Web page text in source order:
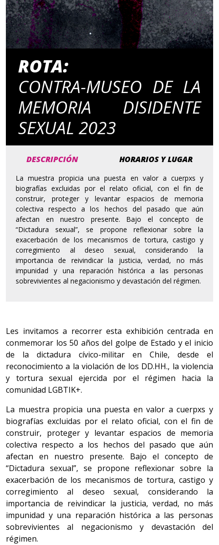
ROTA:
CONTRA-MUSEO DE LA
MEMORIA DISIDENTE
SEXUAL 2023
DESCRIPCIÓN HORARIOS Y LUGAR
La muestra propicia una puesta en valor a cuerpxs y
biografías excluidas por el relato oficial, con el fin de
construir, proteger y levantar espacios de memoria
colectiva respecto a los hechos del pasado que aún
afectan en nuestro presente. Bajo el concepto de
“Dictadura sexual”, se propone reflexionar sobre la
exacerbación de los mecanismos de tortura, castigo y
corregimiento al deseo sexual, considerando la
importancia de reivindicar la justicia, verdad, no más
impunidad y una reparación histórica a las personas
sobrevivientes al negacionismo y devastación del régimen.
Les invitamos a recorrer esta exhibición centrada en
conmemorar los 50 años del golpe de Estado y el inicio
de la dictadura cívico-militar en Chile, desde el
reconocimiento a la violación de los DD.HH., la violencia
y tortura sexual ejercida por el régimen hacia la
comunidad LGBTIK+.
La muestra propicia una puesta en valor a cuerpxs y
biografías excluidas por el relato oficial, con el fin de
construir, proteger y levantar espacios de memoria
colectiva respecto a los hechos del pasado que aún
afectan en nuestro presente. Bajo el concepto de
“Dictadura sexual”, se propone reflexionar sobre la
exacerbación de los mecanismos de tortura, castigo y
corregimiento al deseo sexual, considerando la
importancia de reivindicar la justicia, verdad, no más
impunidad y una reparación histórica a las personas
sobrevivientes al negacionismo y devastación del
régimen.